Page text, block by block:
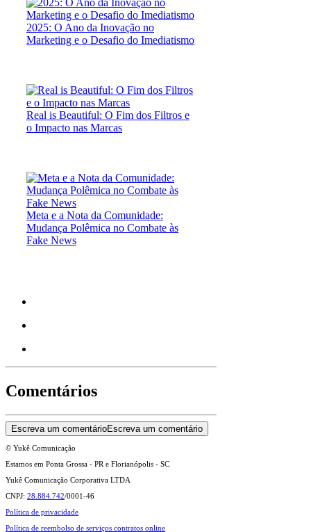
2025: O Ano da Inovação no
Marketing e o Desafio do Imediatismo
Real is Beautiful: O Fim dos Filtros e
o Impacto nas Marcas
Meta e a Nota da Comunidade:
Mudança Polêmica no Combate às
Fake News
Comentários
Escreva um comentárioEscreva um comentário
© Yukê Comunicação
Estamos em Ponta Grossa - PR e Florianópolis - SC
Yukê Comunicação Corporativa LTDA
CNPJ: 28.884.742/0001-46
Política de privacidade
Política de reembolso de serviços contratos online